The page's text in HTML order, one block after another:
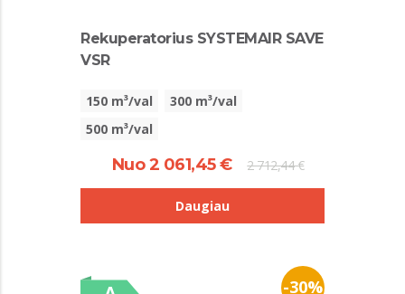
Rekuperatorius SYSTEMAIR SAVE
VSR
150 m³/val
300 m³/val
500 m³/val
Nuo 2 061,45 € 2 712,44 €
Daugiau
-30%